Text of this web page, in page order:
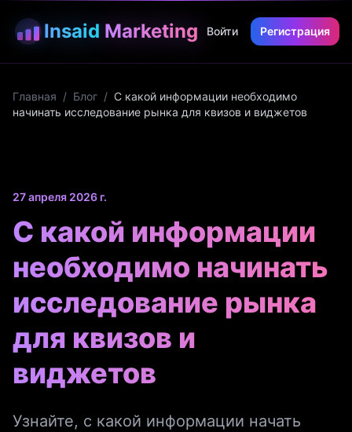
Insaid Marketing Войти Регистрация
Главная / Блог / С какой информации необходимо
начинать исследование рынка для квизов и виджетов
27 апреля 2026 г.
С какой информации
необходимо начинать
исследование рынка
для квизов и
виджетов
Узнайте, с какой информации начать